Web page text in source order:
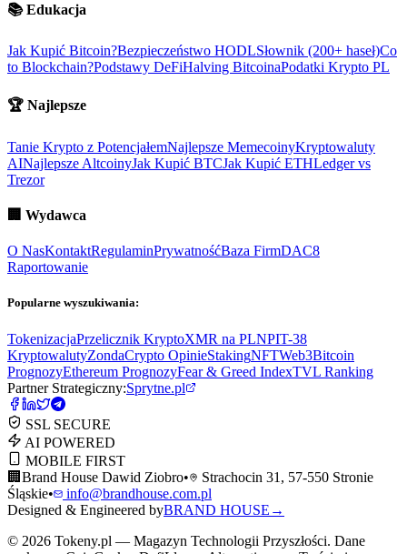
📚 Edukacja
Jak Kupić Bitcoin?Bezpieczeństwo HODLSłownik (200+ haseł)Co
to Blockchain?Podstawy DeFiHalving BitcoinaPodatki Krypto PL
🏆 Najlepsze
Tanie Krypto z PotencjałemNajlepsze MemecoinyKryptowaluty
AINajlepsze AltcoinyJak Kupić BTCJak Kupić ETHLedger vs
Trezor
🏢 Wydawca
O NasKontaktRegulaminPrywatnośćBaza FirmDAC8
Raportowanie
Popularne wyszukiwania:
TokenizacjaPrzelicznik KryptoXMR na PLNPIT-38
KryptowalutyZondaCrypto OpinieStakingNFTWeb3Bitcoin
PrognozyEthereum PrognozyFear & Greed IndexTVL Ranking
Partner Strategiczny:Sprytne.pl
SSL SECURE
AI POWERED
MOBILE FIRST
🏢 Brand House Dawid Ziobro•
Strachocin 31, 57-550 Stronie
Śląskie•
info@brandhouse.com.pl
Designed & Engineered byBRAND HOUSE →
© 2026 Tokeny.pl — Magazyn Technologii Przyszłości. Dane